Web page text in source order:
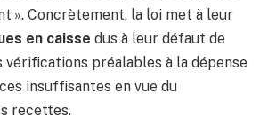
». Concrètement, la loi met à leur
en caisse dus à leur défaut de
vérifications préalables à la dépense
insuffisantes en vue du
recettes.